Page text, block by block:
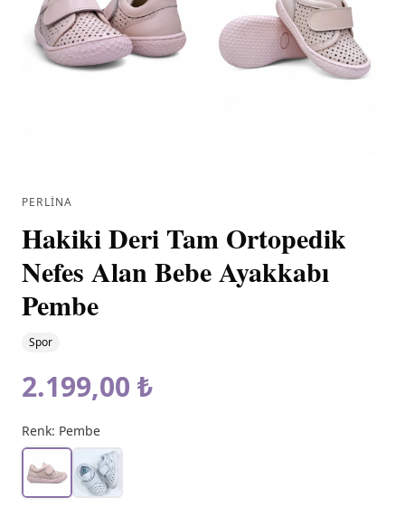
PERLINA
Hakiki Deri Tam Ortopedik
Nefes Alan Bebe Ayakkabı
Pembe
Spor
2.199,00 ₺
Renk: Pembe